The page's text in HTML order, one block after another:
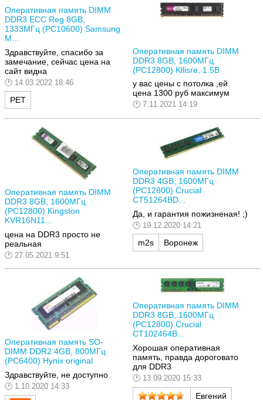
Оперативная память DIMM
DDR3 ECC Reg 8GB,
1333МГц (PC10600) Samsung
M...
Здравствуйте, спасибо за
замечание, сейчас цена на
сайт видна
14.03.2022 18:46
РЕТ
Оперативная память DIMM
DDR3 8GB, 1600МГц
(PC12800) Kllisre, 1.5В
у вас цены с потолка ,ей
цена 1300 руб максимум
7.11.2021 14:19
Оперативная память DIMM
DDR3 8GB, 1600МГц
(PC12800) Kingston
KVR16N11...
цена на DDR3 просто не
реальная
27.05.2021 9:51
Оперативная память DIMM
DDR3 4GB, 1600МГц
(PC12800) Crucial
CT51264BD...
Да, и гарантия пожизненая! ;)
19.12.2020 14:21
m2s Воронеж
Оперативная память SO-
DIMM DDR2 4GB, 800МГц
(PC6400) Hynix original
Здравствуйте, не доступно
1.10.2020 14:33
Оперативная память DIMM
DDR3 8GB, 1600МГц
(PC12800) Crucial
CT102464B...
Хорошая оперативная
память, правда дороговато
для DDR3
13.09.2020 15:33
Евгений